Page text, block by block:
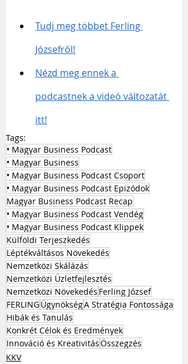
Tudj meg többet Ferling
Józsefről!
Nézd meg ennek a
podcastnek a videó változatát
itt!
Tags:
• Magyar Business Podcast
• Magyar Business
• Magyar Business Podcast Csoport
• Magyar Business Podcast Epizódok
Magyar Business Podcast Recap
• Magyar Business Podcast Vendég
• Magyar Business Podcast Klippek
Külföldi Terjeszkedés
Léptékváltásos Növekedés
Nemzetközi Skálázás
Nemzetközi Üzletfejlesztés
Nemzetközi Növekedés Ferling József
FERLINGÜgynökségA Stratégia Fontossága
Hibák és Tanulás
Konkrét Célok és Eredmények
Innováció és KreativitásÖsszegzés
KKV